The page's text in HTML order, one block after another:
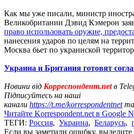
Как мы уже писали, министр
Великобритании Дэвид Кэмерон
право использовать оружие,
нанесения ударов по целям на
Москва бьет по украинской
Украина и Британия готовят
Новини від Корреспондент.netв
Підписуйтесь на наші
канали https://t.me/korrespondentnetта
Читайте Korrespondent.net в Google
ТЕГИ: Россия, Украина, Беларусь,
Если вы заметили ошибку, выделите